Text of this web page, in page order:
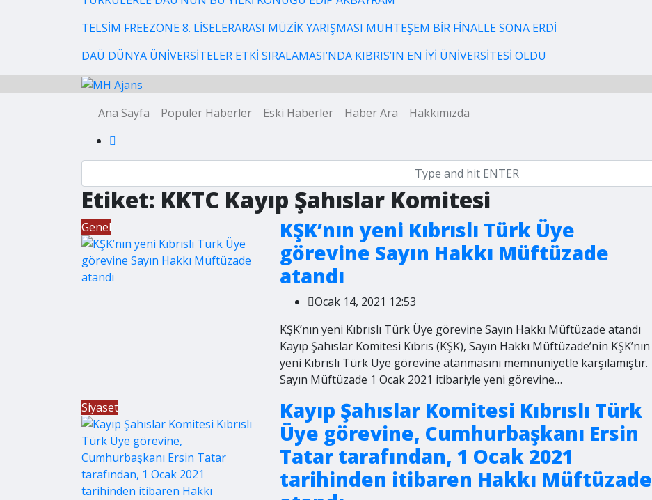
TELSİM FREEZONE 8. LİSELERARASI MÜZİK YARIŞMASI MUHTEŞEM BİR FİNALLE SONA ERDİ
DAÜ DÜNYA ÜNİVERSİTELER ETKİ SIRALAMASI’NDA KIBRIS’IN EN İYİ ÜNİVERSİTESİ OLDU
Ana Sayfa Popüler Haberler Eski Haberler Haber Ara Hakkımızda
Etiket: KKTC Kayıp Şahıslar Komitesi
Genel
KŞK’nın yeni Kıbrıslı Türk Üye
görevine Sayın Hakkı Müftüzade
atandı
Ocak 14, 2021 12:53
KŞK’nın yeni Kıbrıslı Türk Üye görevine Sayın Hakkı Müftüzade atandı
Kayıp Şahıslar Komitesi Kıbrıs (KŞK), Sayın Hakkı Müftüzade’nin KŞK’nın
yeni Kıbrıslı Türk Üye görevine atanmasını memnuniyetle karşılamıştır.
Sayın Müftüzade 1 Ocak 2021 itibariyle yeni görevine…
Siyaset
Kayıp Şahıslar Komitesi Kıbrıslı Türk
Üye görevine, Cumhurbaşkanı Ersin
Tatar tarafından, 1 Ocak 2021
tarihinden itibaren Hakkı Müftüzade